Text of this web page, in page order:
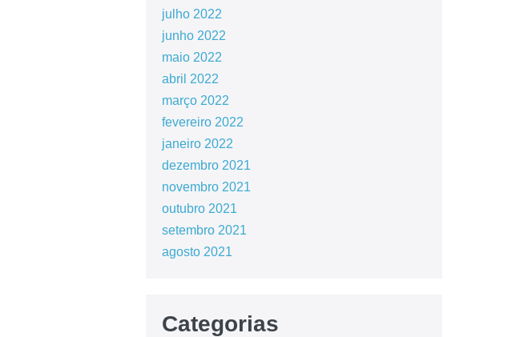
julho 2022
junho 2022
maio 2022
abril 2022
março 2022
fevereiro 2022
janeiro 2022
dezembro 2021
novembro 2021
outubro 2021
setembro 2021
agosto 2021
Categorias